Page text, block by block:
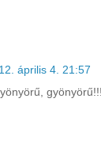
április 4. 21:57